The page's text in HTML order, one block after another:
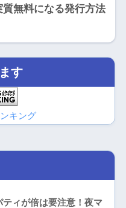
無料になる発行方法
す
キング
ティが倍は要注意！夜マ